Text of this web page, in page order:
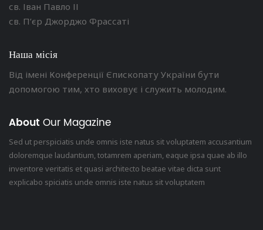
св. Іван Павло ІІ
св. П’єр Джорджо Фрассаті
Наша місія
Від імені Конференції Єпископату України бути
допомогою тим, хто виховує і служить молодим.
About Our Magazine
Sed ut perspiciatis unde omnis iste natus sit voluptatem accusantium
doloremque laudantium, totamrem aperiam, eaque ipsa quae ab illo
inventore veritatis et quasi architecto beatae vitae dicta sunt
explicabo spiciatis unde omnis iste natus sit voluptatem